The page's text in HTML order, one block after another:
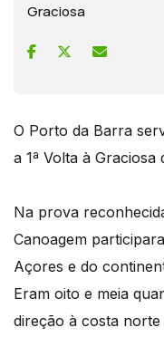
Graciosa
O Porto da Barra
a 1ª Volta à Graciosa
Na prova
Canoagem
Açores e do
Eram oito e meia
direção à costa